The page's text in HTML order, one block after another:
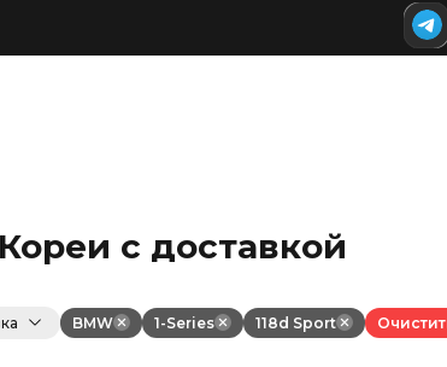
с доставкой
BMW 1-Series 118d Sport